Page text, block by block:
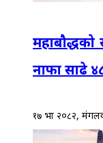
नाफा साढे
१७ भाद्र २०८२,